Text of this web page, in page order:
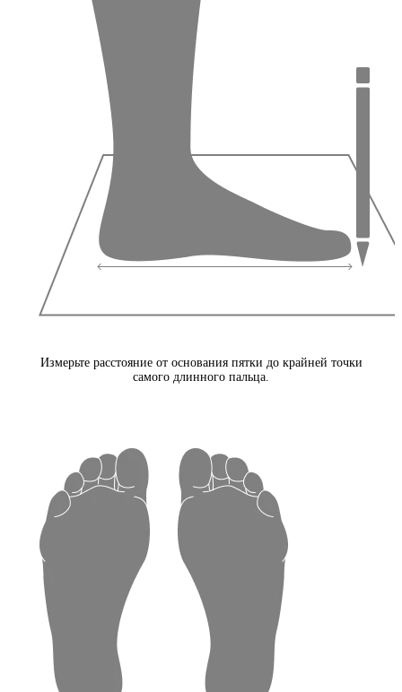
Измерьте расстояние от основания пятки до крайней точки
самого длинного пальца.